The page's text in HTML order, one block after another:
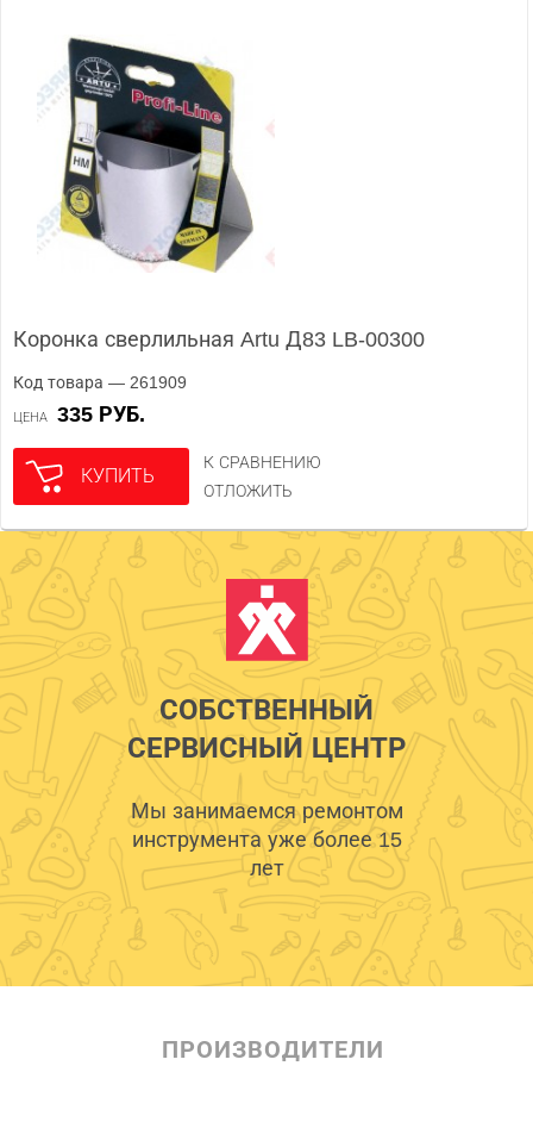
Коронка сверлильная Artu Д83 LB-00300
Код товара — 261909
ЦЕНА 335 РУБ.
КУПИТЬ
К СРАВНЕНИЮ
ОТЛОЖИТЬ
СОБСТВЕННЫЙ
СЕРВИСНЫЙ ЦЕНТР
Мы занимаемся ремонтом
инструмента уже более 15
лет
ПРОИЗВОДИТЕЛИ